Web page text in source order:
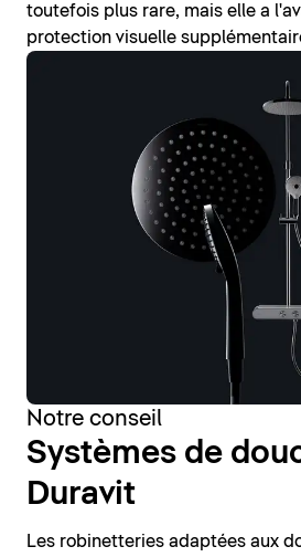
toutefois plus rare, mais elle a
protection visuelle
Notre conseil
Systèmes de
Duravit
Les robinetteries adaptées aux